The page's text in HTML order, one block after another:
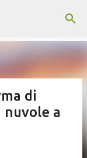
di
nuvole a